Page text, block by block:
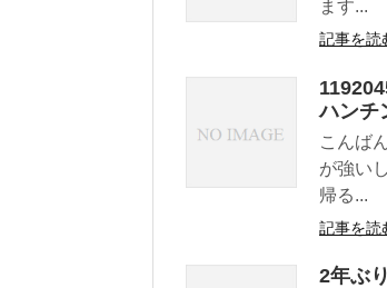
ます...
記事を読
ハンチ
こんば
が強い
帰る...
記事を読
2年ぶ